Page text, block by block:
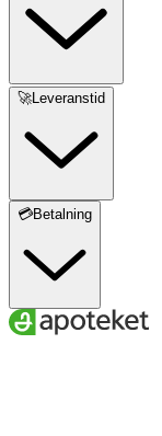
🚀Leveranstid
💳Betalning